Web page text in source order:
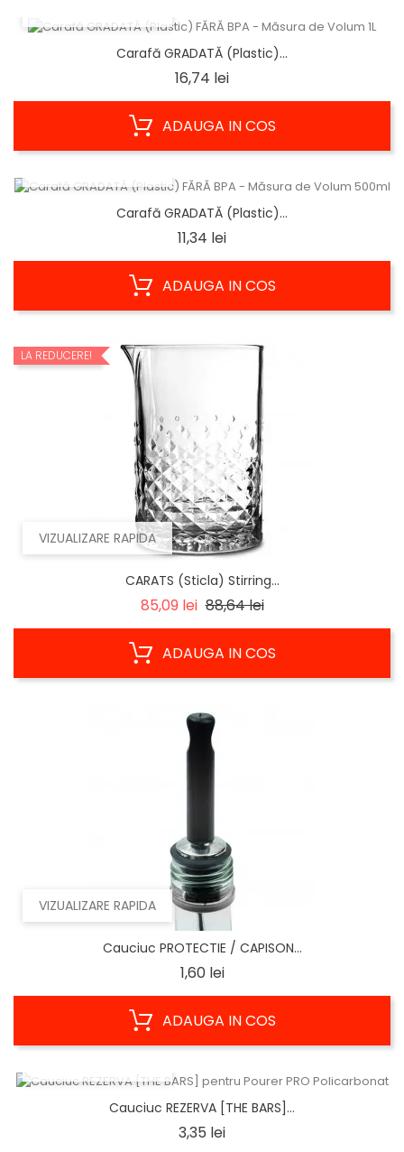
Carafă GRADATĂ (Plastic)...
16,74 leiPret
ADAUGA IN COS
Carafă GRADATĂ (Plastic)...
11,34 leiPret
ADAUGA IN COS
VIZUALIZARE RAPIDA
LA REDUCERE!
CARATS (Sticla) Stirring...
85,09 lei Regular
88,64 leiPret
ADAUGA IN COS
VIZUALIZARE RAPIDA
Cauciuc PROTECTIE / CAPISON...
1,60 leiPret
ADAUGA IN COS
Cauciuc REZERVA [THE BARS]...
3,35 leiPret